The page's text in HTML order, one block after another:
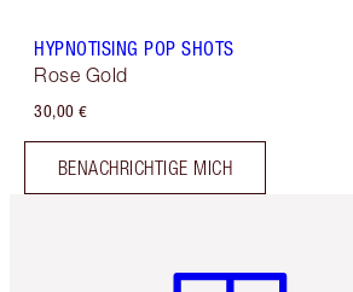
HYPNOTISING POP SHOTS
Rose Gold
30,00 €
BENACHRICHTIGE MICH